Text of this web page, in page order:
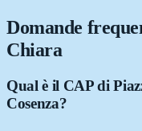
Domande
Chiara
Qual è il CAP di
Cosenza?